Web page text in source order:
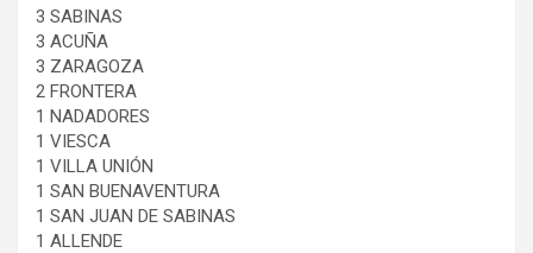
3 SABINAS
3 ACUÑA
3 ZARAGOZA
2 FRONTERA
1 NADADORES
1 VIESCA
1 VILLA UNIÓN
1 SAN BUENAVENTURA
1 SAN JUAN DE SABINAS
1 ALLENDE